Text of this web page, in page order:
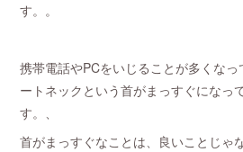
す。。
携帯電話やPCをいじることが多くな
ートネックという首がまっすぐになっ
す。、
首がまっすぐなことは、良いことじゃ